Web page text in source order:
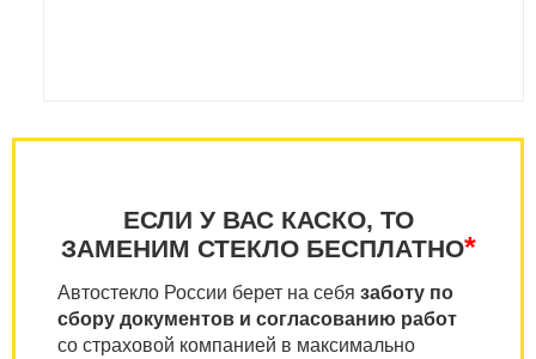
ЕСЛИ У ВАС КАСКО, ТО
ЗАМЕНИМ СТЕКЛО БЕСПЛАТНО*
Автостекло России берет на себя заботу по
сбору документов и согласованию работ
со страховой компанией в максимально